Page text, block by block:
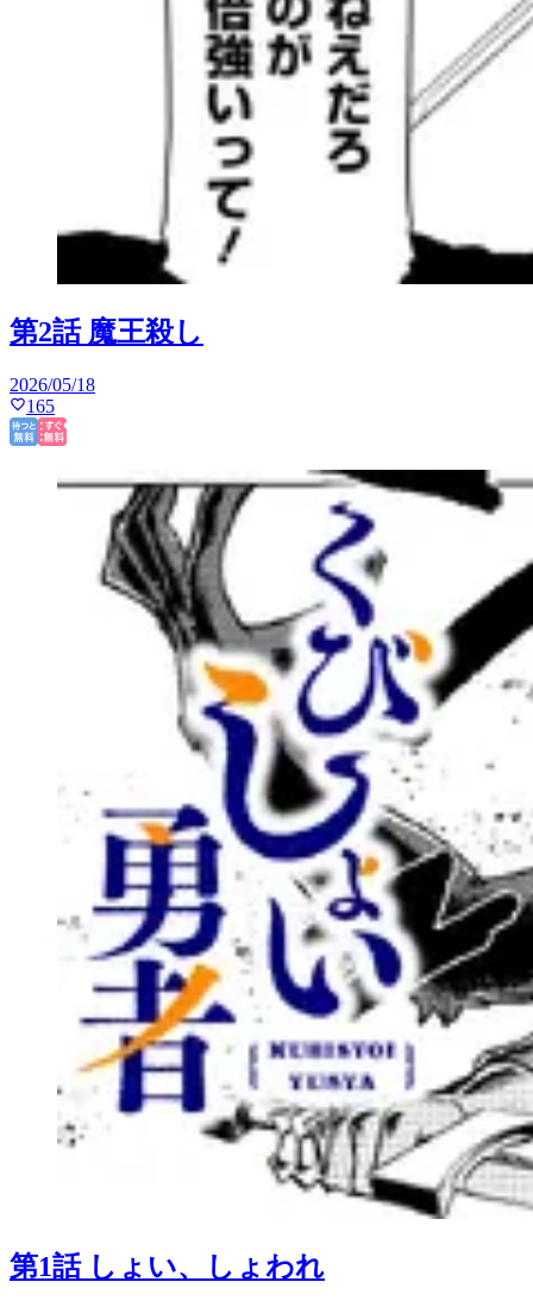
第2話 魔王殺し
2026/05/18
165
第1話 しょい、しょわれ